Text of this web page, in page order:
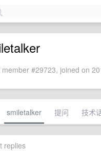
member #29723, joined on
smiletalker 提问 技术
replies